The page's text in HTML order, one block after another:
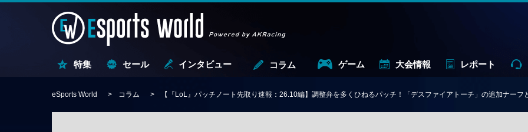
特集 セール インタビュー コラム ゲーム 大会情報 レポート
eSports World コラム 【『LoL』パッチノート先取り速報：26.10編】調整弁を多くひねるパッチ！「デスファイアトーチ」の追加ナーフとその影響は？「ドラン ボ